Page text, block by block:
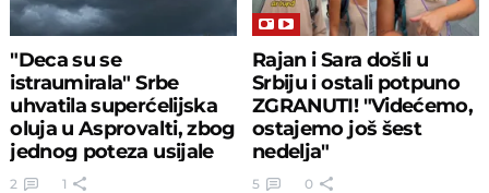
"Deca su se
istraumirala" Srbe
uhvatila superćelijska
oluja u Asprovalti, zbog
jednog poteza usijale
se mreže!
2 1
Rajan i Sara došli u
Srbiju i ostali potpuno
ZGRANUTI! "Videćemo,
ostajemo još šest
nedelja"
5 0